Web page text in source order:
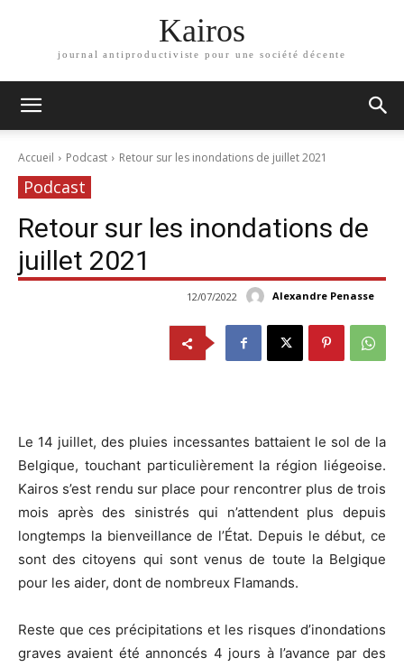
Kairos
journal antiproductiviste pour une société décente
Accueil Podcast Retour sur les inondations de juillet 2021
Podcast
Retour sur les inondations de
juillet 2021
Alexandre Penasse
12/07/2022
Le 14 juillet, des pluies incessantes battaient le sol de la
Belgique, touchant particulièrement la région liégeoise.
Kairos s’est rendu sur place pour rencontrer plus de trois
mois après des sinistrés qui n’attendent plus depuis
longtemps la bienveillance de l’État. Depuis le début, ce
sont des citoyens qui sont venus de toute la Belgique
pour les aider, dont de nombreux Flamands.
Reste que ces précipitations et les risques d’inondations
graves avaient été annoncés 4 jours à l’avance par des